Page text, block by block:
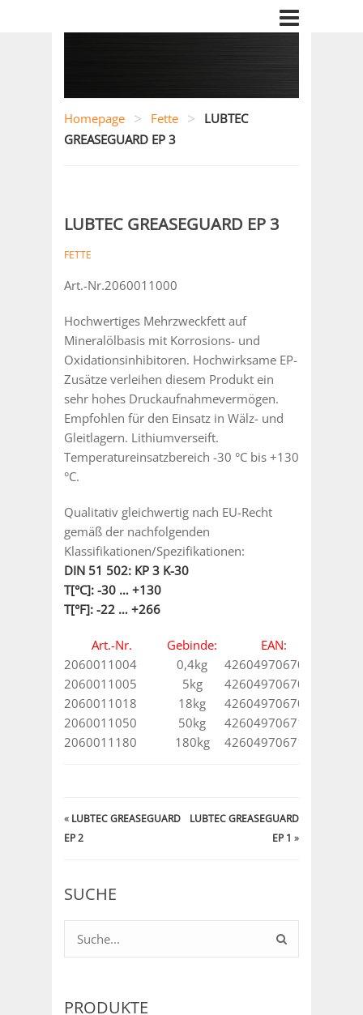
Homepage > Fette >
LUBTEC
GREASEGUARD EP 3
LUBTEC GREASEGUARD EP 3
FETTE
Art.-Nr.2060011000
Hochwertiges Mehrzweckfett auf
Mineralölbasis mit Korrosions- und
Oxidationsinhibitoren. Hochwirksame EP-
Zusätze verleihen diesem Produkt ein
sehr hohes Druckaufnahmevermögen.
Empfohlen für den Einsatz in Wälz- und
Gleitlagern. Lithiumverseift.
Temperatureinsatzbereich -30 °C bis +130
°C.
Qualitativ gleichwertig nach EU-Recht
gemäß der nachfolgenden
Klassifikationen/Spezifikationen:
DIN 51 502: KP 3 K-30
T[°C]: -30 … +130
T[°F]: -22 … +266
Art.-Nr. Gebinde:
EAN:
2060011004
0,4kg
4260497067078
2060011005
5kg
4260497067085
2060011018
18kg
4260497067092
2060011050
50kg
4260497067108
2060011180
180kg 4260497067115
« LUBTEC GREASEGUARD
EP 2
LUBTEC GREASEGUARD
EP 1 »
SUCHE
PRODUKTE